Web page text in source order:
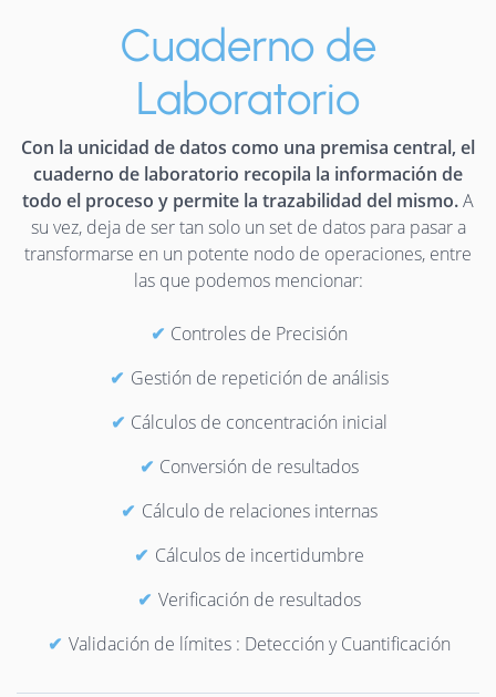
Cuaderno de
Laboratorio
Con la unicidad de datos como una premisa central, el
cuaderno de laboratorio recopila la información de
todo el proceso y permite la trazabilidad del mismo.A
su vez, deja de ser tan solo un set de datos para pasar a
transformarse en un potente nodo de operaciones, entre
las que podemos mencionar:
Controles de Precisión
Gestión de repetición de análisis
Cálculos de concentración inicial
Conversión de resultados
Cálculo de relaciones internas
Cálculos de incertidumbre
Verificación de resultados
Validación de límites : Detección y Cuantificación